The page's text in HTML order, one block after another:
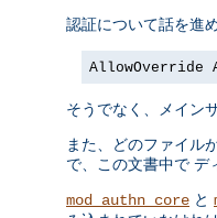
認証について話を進
AllowOverride
そうでなく、メイン
また、どのファイル
で、この文書中で デ
mod_authn_core と